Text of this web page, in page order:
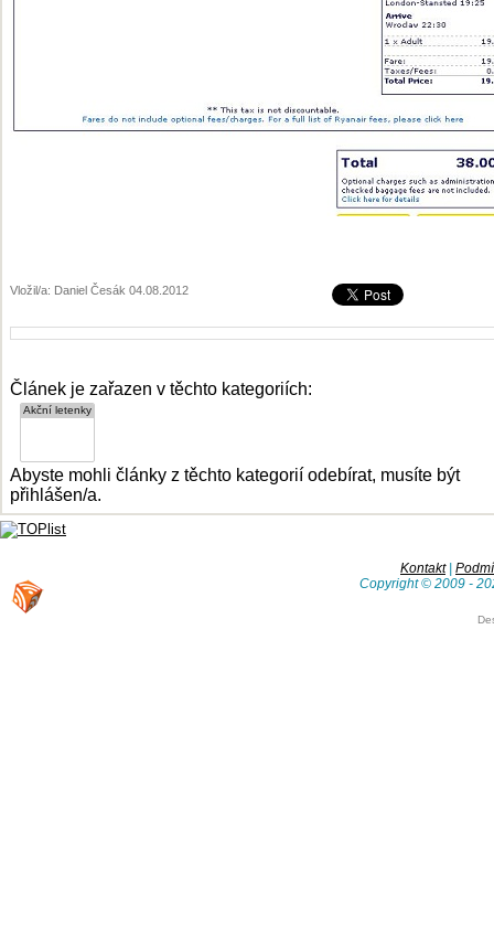
Vložil/a: Daniel Česák 04.08.2012
Článek je zařazen v těchto kategoriích:
Abyste mohli články z těchto kategorií odebírat, musíte být
přihlášen/a.
Kontakt|
Copyright © 2009 -